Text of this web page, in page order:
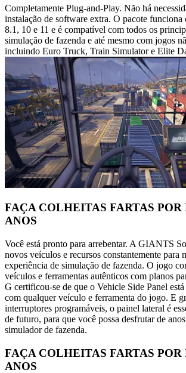
Completamente Plug-and-Play. Não há
instalação de software extra. O pacote
8.1, 10 e 11 e é compatível com todos os
simulação de fazenda e até mesmo com jogos
incluindo Euro Truck, Train Simulator e Elite
FAÇA COLHEITAS FARTAS POR
ANOS
Você está pronto para arrebentar. A GIANTS
novos veículos e recursos constantemente para
experiência de simulação de fazenda. O jogo
veículos e ferramentas autênticos com planos
G certificou-se de que o Vehicle Side Panel
com qualquer veículo e ferramenta do jogo. E
interruptores programáveis, o painel lateral é
de futuro, para que você possa desfrutar de
simulador de fazenda.
FAÇA COLHEITAS FARTAS POR
ANOS